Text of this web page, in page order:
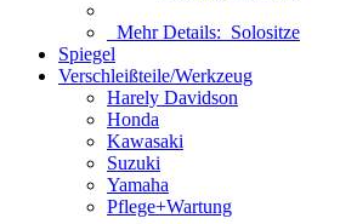
Mehr Details: Solositze
Spiegel
Verschleißteile/Werkzeug
Harely Davidson
Honda
Kawasaki
Suzuki
Yamaha
Pflege+Wartung